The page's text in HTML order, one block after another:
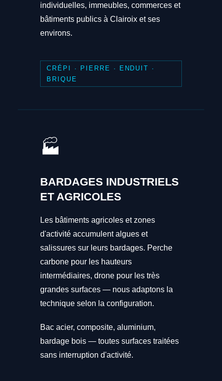
individuelles, immeubles, commerces et
bâtiments publics à Clairoix et ses
environs.
CRÉPI · PIERRE · ENDUIT ·
BRIQUE
🏭
BARDAGES INDUSTRIELS
ET AGRICOLES
Les bâtiments agricoles et zones
d'activité accumulent algues et
salissures sur leurs bardages. Perche
carbone pour les hauteurs
intermédiaires, drone pour les très
grandes surfaces — nous adaptons la
technique selon la configuration.
Bac acier, composite, aluminium,
bardage bois — toutes surfaces traitées
sans interruption d'activité.